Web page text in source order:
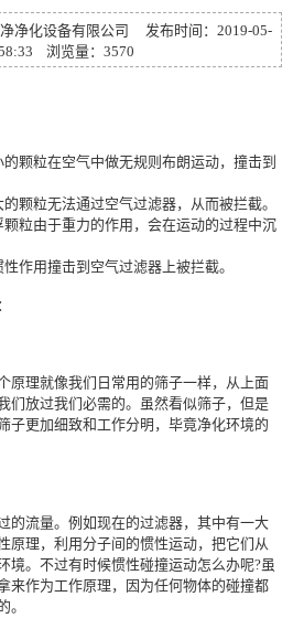
净化设备有限公司 发布时间：2019-05-
浏览量：3570
颗粒在空气中做无规则布朗运动，撞击到
颗粒无法通过空气过滤器，从而被拦截。
粒由于重力的作用，会在运动的过程中沉
作用撞击到空气过滤器上被拦截。
原理就像我们日常用的筛子一样，从上面
们放过我们必需的。虽然看似筛子，但是
子更加细致和工作分明，毕竟净化环境的
的流量。例如现在的过滤器，其中有一大
原理，利用分子间的惯性运动，把它们从
境。不过有时候惯性碰撞运动怎么办呢?虽
来作为工作原理，因为任何物体的碰撞都
。